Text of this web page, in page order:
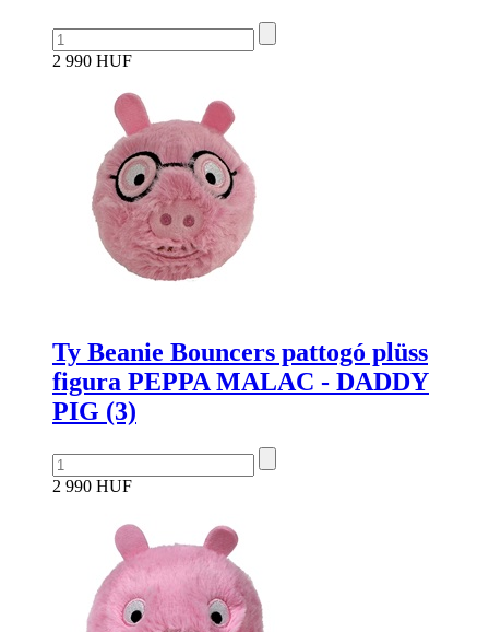
2 990 HUF
Ty Beanie Bouncers pattogó plüss
figura PEPPA MALAC - DADDY
PIG (3)
2 990 HUF